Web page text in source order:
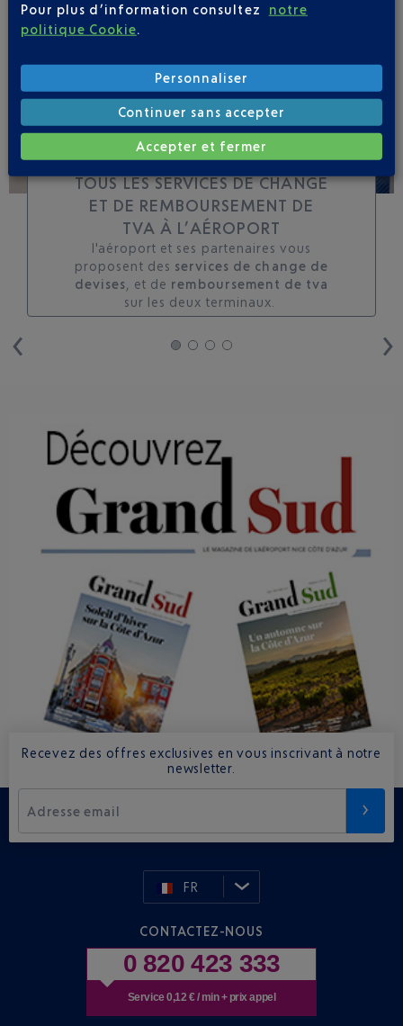
SUIVRE CE VOL
TOUS LES SERVICES DE CHANGE
ET DE REMBOURSEMENT DE
TVA À L’AÉROPORT
l'aéroport et ses partenaires vous
proposent des services de change de
devises , et de remboursement de tva
sur les deux terminaux. ​
Recevez des offres exclusives en vous inscrivant à notre
newsletter.
Adresse email
FR
CONTACTEZ-NOUS
0 820 423 333
Service 0,12 € / min + prix appel
Pour plus d’information consultez
notre
politique Cookie
Personnaliser
Continuer sans accepter
Accepter et fermer